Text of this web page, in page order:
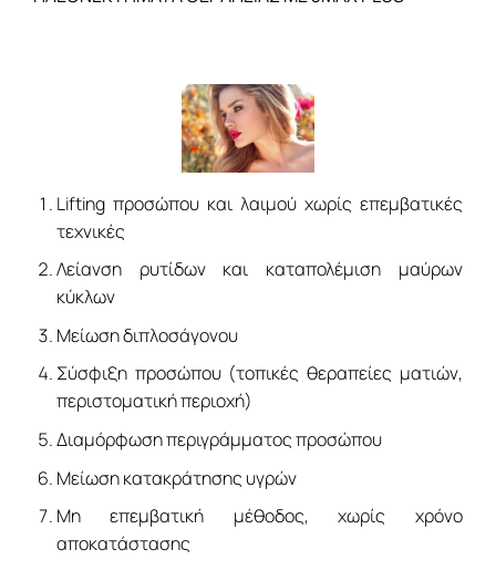
Lifting προσώπου και λαιμού χωρίς επεμβατικές
τεχνικές
Λείανση ρυτίδων και καταπολέμιση μαύρων
κύκλων
Μείωση διπλοσάγονου
Σύσφιξη προσώπου (τοπικές θεραπείες ματιών,
περιστοματική περιοχή)
Διαμόρφωση περιγράμματος προσώπου
Μείωση κατακράτησης υγρών
Μη επεμβατική μέθοδος, χωρίς χρόνο
αποκατάστασης